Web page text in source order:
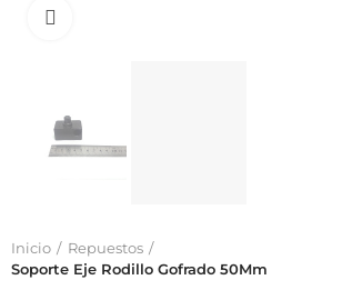
Inicio
Repuestos
Soporte Eje Rodillo Gofrado 50Mm